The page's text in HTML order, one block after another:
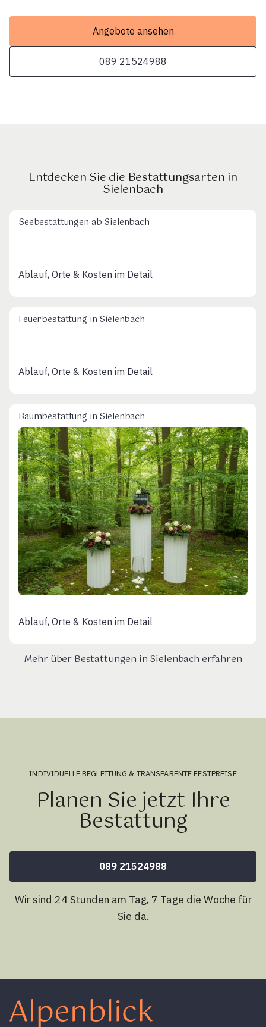
Angebote ansehen
089 21524988
Entdecken Sie die Bestattungsarten in
Sielenbach
Seebestattungen ab Sielenbach
Ablauf, Orte & Kosten im Detail
Feuerbestattung in Sielenbach
Ablauf, Orte & Kosten im Detail
Baumbestattung in Sielenbach
Ablauf, Orte & Kosten im Detail
Mehr über Bestattungen in Sielenbach erfahren
INDIVIDUELLE BEGLEITUNG & TRANSPARENTE FESTPREISE
Planen Sie jetzt Ihre
Bestattung
089 21524988
Wir sind 24 Stunden am Tag, 7 Tage die Woche für
Sie da.